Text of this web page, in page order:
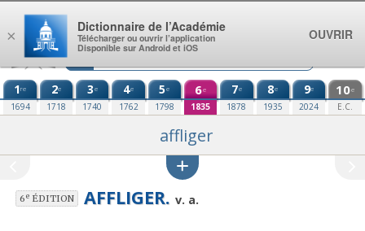
Aller au contenu
1re
1694
2e
1718
3e
1740
4e
1762
5e
1798
6e
1835
7e
1878
8e
1935
9e
2024
10e
E.C.
affliger
6eÉDITION AFFLIGER. v. a.
×
Dictionnaire de l’Académie
Télécharger ou ouvrir l’application
Disponible sur Android et iOS
OUVRIR